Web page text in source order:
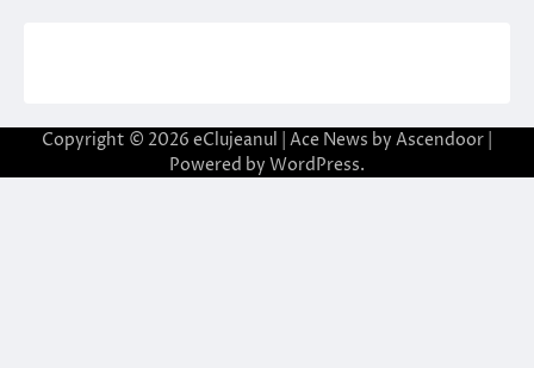
Copyright © 2026 eClujeanul | Ace News by Ascendoor
Powered by WordPress.